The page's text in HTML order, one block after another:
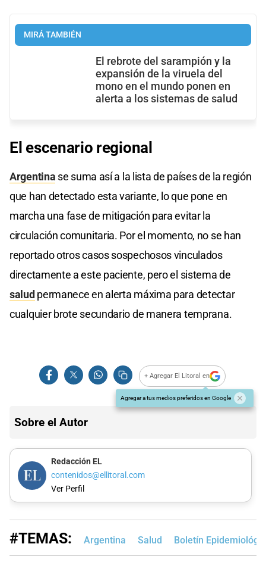
MIRÁ TAMBIÉN
El rebrote del sarampión y la
expansión de la viruela del
mono en el mundo ponen en
alerta a los sistemas de salud
El escenario regional
Argentina se suma así a la lista de países de la región
que han detectado esta variante, lo que pone en
marcha una fase de mitigación para evitar la
circulación comunitaria. Por el momento, no se han
reportado otros casos sospechosos vinculados
directamente a este paciente, pero el sistema de
salud permanece en alerta máxima para detectar
cualquier brote secundario de manera temprana.
+ Agregar El Litoral en
Agregar a tus medios preferidos en Google
Sobre el Autor
Redacción EL
contenidos@ellitoral.com
Ver Perfil
#TEMAS: Argentina Salud Boletín